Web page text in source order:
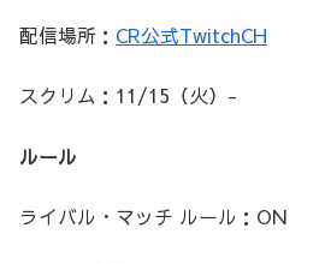
配信場所： CR公式TwitchCH
スクリム：11/15（火）-
ルール
ライバル・マッチ ルール：ON